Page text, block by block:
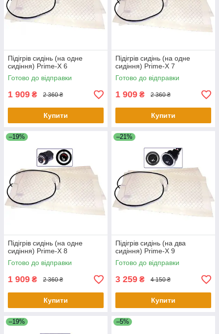
Підігрів сидінь (на одне
сидіння) Prime-X 6
Готово до відправки
1 909 ₴ 2 360 ₴
Купити
Підігрів сидінь (на одне
сидіння) Prime-X 7
Готово до відправки
1 909 ₴ 2 360 ₴
Купити
–19%
Підігрів сидінь (на одне
сидіння) Prime-X 8
Готово до відправки
1 909 ₴ 2 360 ₴
Купити
–21%
Підігрів сидінь (на два
сидіння) Prime-X 9
Готово до відправки
3 259 ₴ 4 150 ₴
Купити
–19% –5%